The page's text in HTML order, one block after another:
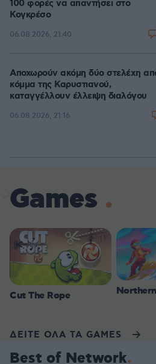
100 φορές να απαντήσει στο
Κογκρέσο
06.08.2026, 21:40
Αποχωρούν ακόμη δύο στελέχη
κόμμα της Καρυστιανού,
καταγγέλλουν έλλειψη διαλόγου
06.08.2026, 21:16
Games
Cut The Rope
ΔΕΙΤΕ ΟΛΑ ΤΑ GAMES
Best of Network